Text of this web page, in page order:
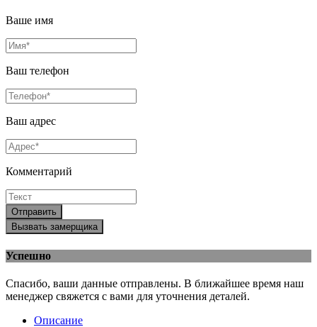
Ваше имя
Ваш телефон
Ваш адрес
Комментарий
Отправить
Вызвать замерщика
Успешно
Спасибо, ваши данные отправлены. В ближайшее время наш
менеджер свяжется с вами для уточнения деталей.
Описание